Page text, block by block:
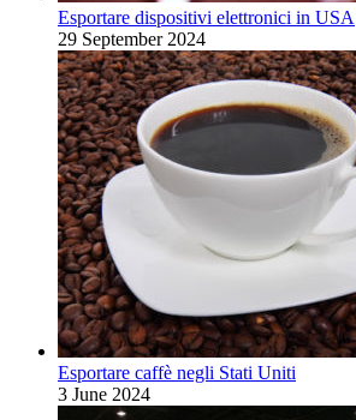
Esportare dispositivi elettronici in USA
29 September 2024
Esportare caffè negli Stati Uniti
3 June 2024